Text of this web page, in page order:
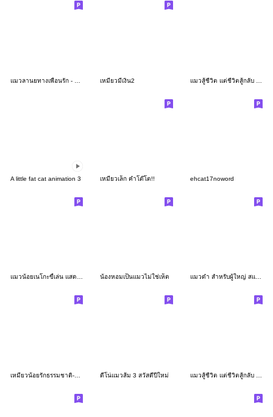
เหมียวมีเงิน2
A little fat cat animation 3 เหมียวเล็ก คำโต๊โต!! ehcat17noword
แมวน้อยเนโกะขี้เล่น แสดงอารมณ์น่ารัก น้องหอมเป็นแมวไม่ใช่เห็ด แมวดำ สำหรับผู้ใหญ่ สแกนดิเนเวีย คำสุภาพ
ดีโน่แมวส้ม 3 สวัสดีปีใหม่